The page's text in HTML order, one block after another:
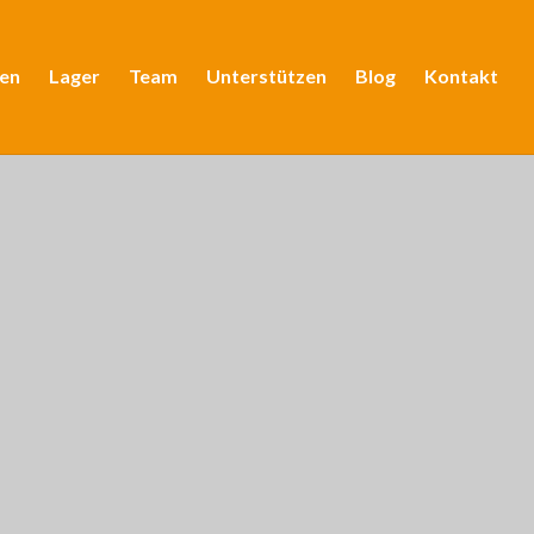
Lager Team Unterstützen Blog Kontakt